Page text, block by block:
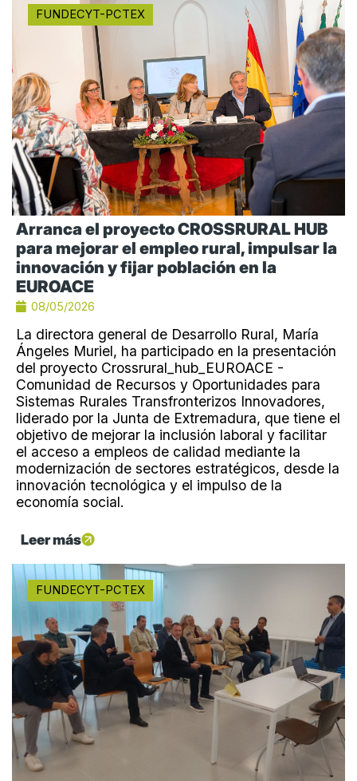
FUNDECYT-PCTEX
Arranca el proyecto CROSSRURAL HUB
para mejorar el empleo rural, impulsar la
innovación y fijar población en la
EUROACE
08/05/2026
La directora general de Desarrollo Rural, María
Ángeles Muriel, ha participado en la presentación
del proyecto Crossrural_hub_EUROACE -
Comunidad de Recursos y Oportunidades para
Sistemas Rurales Transfronterizos Innovadores,
liderado por la Junta de Extremadura, que tiene el
objetivo de mejorar la inclusión laboral y facilitar
el acceso a empleos de calidad mediante la
modernización de sectores estratégicos, desde la
innovación tecnológica y el impulso de la
economía social.
Leer más
FUNDECYT-PCTEX